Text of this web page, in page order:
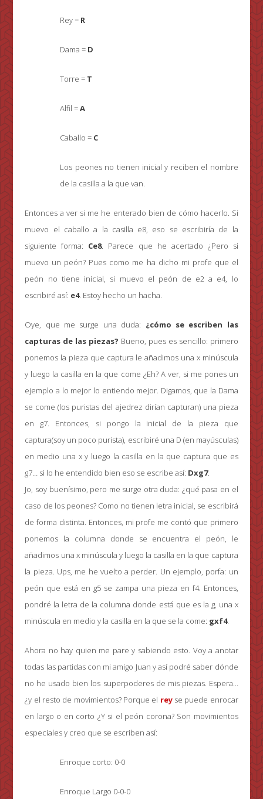
Rey = R
Dama = D
Torre = T
Alfil =A
Caballo = C
Los peones no tienen inicial y reciben el nombre
de la casilla a la que van.
Entonces a ver si me he enterado bien de cómo hacerlo. Si
muevo el caballo a la casilla e8, eso se escribiría de la
siguiente forma: Ce8. Parece que he acertado ¿Pero si
muevo un peón? Pues como me ha dicho mi profe que el
peón no tiene inicial, si muevo el peón de e2 a e4, lo
escribiré así: e4. Estoy hecho un hacha.
Oye, que me surge una duda: ¿cómo se escriben las
capturas de las piezas? Bueno, pues es sencillo: primero
ponemos la pieza que captura le añadimos una x minúscula
y luego la casilla en la que come ¿Eh? A ver, si me pones un
ejemplo a lo mejor lo entiendo mejor. Digamos, que la Dama
se come (los puristas del ajedrez dirían capturan) una pieza
en g7. Entonces, si pongo la inicial de la pieza que
captura(soy un poco purista), escribiré una D (en mayúsculas)
en medio una x y luego la casilla en la que captura que es
g7… si lo he entendido bien eso se escribe así: Dxg7.
Jo, soy buenísimo, pero me surge otra duda: ¿qué pasa en el
caso de los peones? Como no tienen letra inicial, se escribirá
de forma distinta. Entonces, mi profe me contó que primero
ponemos la columna donde se encuentra el peón, le
añadimos una x minúscula y luego la casilla en la que captura
la pieza. Ups, me he vuelto a perder. Un ejemplo, porfa: un
peón que está en g5 se zampa una pieza en f4. Entonces,
pondré la letra de la columna donde está que es la g, una x
minúscula en medio y la casilla en la que se la come: gxf4.
Ahora no hay quien me pare y sabiendo esto. Voy a anotar
todas las partidas con mi amigo Juan y así podré saber dónde
no he usado bien los superpoderes de mis piezas. Espera…
¿y el resto de movimientos? Porque el reyse puede enrocar
en largo o en corto ¿Y si el peón corona? Son movimientos
especiales y creo que se escriben así:
Enroque corto: 0-0
Enroque Largo 0-0-0